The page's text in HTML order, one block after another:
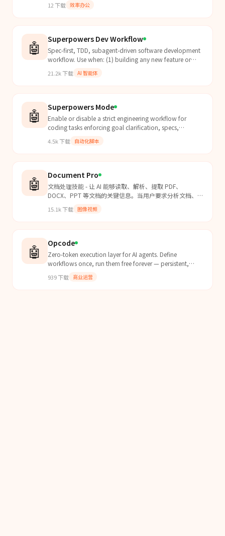
12 下载 效率办公
🤖 Superpowers Dev Workflow
Spec-first, TDD, subagent-driven software development
workflow. Use when: (1) building any new feature or
21.2k下载 AI 智能体
🤖 Superpowers Mode
Enable or disable a strict engineering workflow for
coding tasks enforcing goal clarification, specs,
4.5k下载 自动化脚本
🤖 Document Pro
文档处理技能 - 让 AI 能够读取、解析、提取 PDF、
DOCX、PPT 等文档的关键信息。当用户要求分析文档、提
15.1k下载 图像视频
🤖 Opcode
Zero-token execution layer for AI agents. Define
workflows once, run them free forever — persistent,
Supports DAG-based execution, 6 step types (action,
condition, loop, parallel, wait, reasoning), 26 built-in
939下载 商业运营